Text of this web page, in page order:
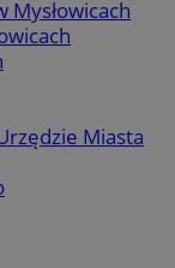
Mysłowicach
Miasta